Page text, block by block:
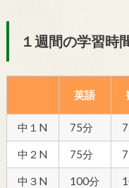
１週間の学習時
英語
中１N 75分
中２N 75分
中３N 100分